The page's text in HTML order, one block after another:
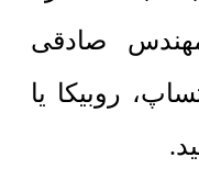
مهندس صادقی
روبیکا یا